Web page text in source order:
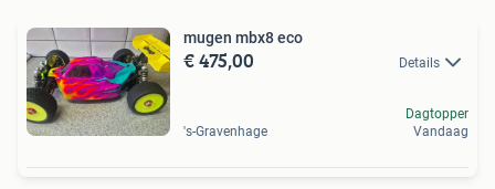
mugen mbx8 eco
€ 475,00 Details
's-Gravenhage
Dagtopper
Vandaag